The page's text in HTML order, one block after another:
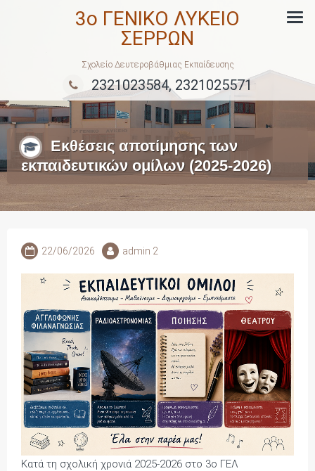
3ο ΓΕΝΙΚΟ ΛΥΚΕΙΟ
ΣΕΡΡΩΝ
Σχολείο Δευτεροβάθμιας Εκπαίδευσης
2321023584, 2321025571
Εκθέσεις αποτίμησης των
εκπαιδευτικών ομίλων (2025-2026)
22/06/2026 admin 2
Κατά τη σχολική χρονιά 2025-2026 στο 3ο ΓΕΛ